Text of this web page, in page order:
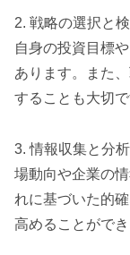
2. 戦略の選択と
自身の投資目標
あります。また
することも大切で
3. 情報収集と分
場動向や企業の
れに基づいた的
高めることができ